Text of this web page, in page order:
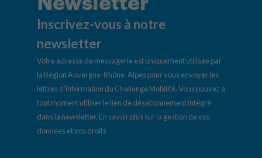
Inscrivez-vous à notre
newsletter
Votre adresse de messagerie est uniquement utilisée par
la Région Auvergne-Rhône-Alpes pour vous envoyer les
lettres d’information du Challenge Mobilité. Vous pouvez à
tout moment utiliser le lien de désabonnement intégré
dans la newsletter. En savoir plus sur la gestion de vos
données et vos droits